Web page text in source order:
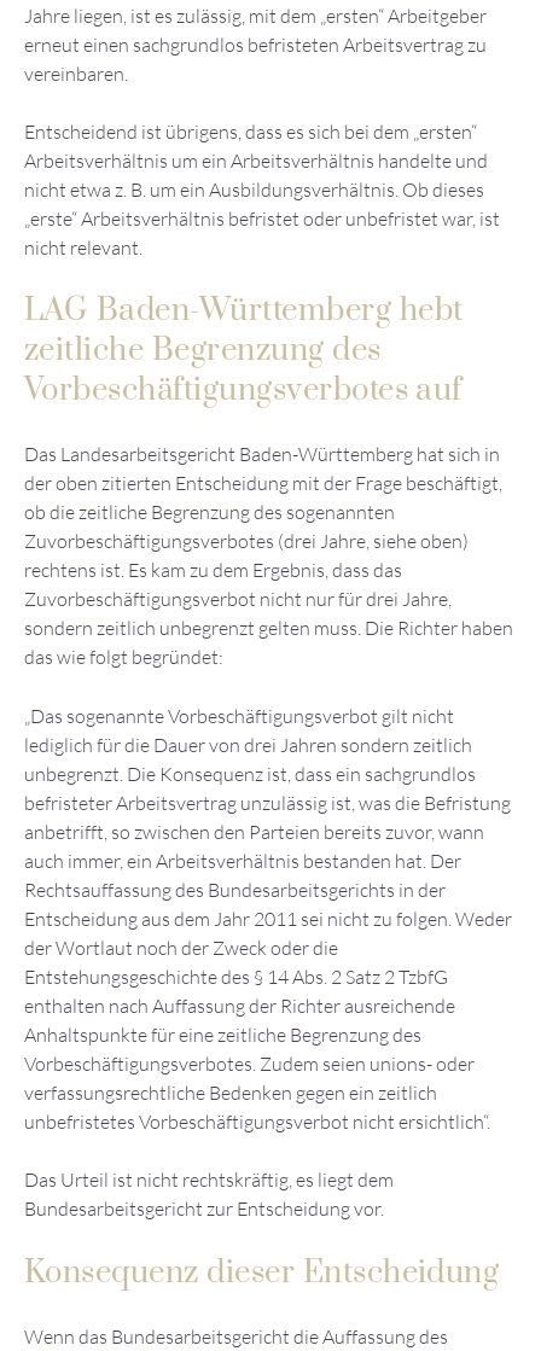
Jahre liegen, ist es zulässig, mit dem „ersten“ Arbeitgeber
erneut einen sachgrundlos befristeten Arbeitsvertrag zu
vereinbaren.
Entscheidend ist übrigens, dass es sich bei dem „ersten“
Arbeitsverhältnis um ein Arbeitsverhältnis handelte und
nicht etwa z. B. um ein Ausbildungsverhältnis. Ob dieses
„erste“ Arbeitsverhältnis befristet oder unbefristet war, ist
nicht relevant.
LAG Baden-Württemberg hebt
zeitliche Begrenzung des
Vorbeschäftigungsverbotes auf
Das Landesarbeitsgericht Baden-Württemberg hat sich in
der oben zitierten Entscheidung mit der Frage beschäftigt,
ob die zeitliche Begrenzung des sogenannten
Zuvorbeschäftigungsverbotes (drei Jahre, siehe oben)
rechtens ist. Es kam zu dem Ergebnis, dass das
Zuvorbeschäftigungsverbot nicht nur für drei Jahre,
sondern zeitlich unbegrenzt gelten muss. Die Richter haben
das wie folgt begründet:
„Das sogenannte Vorbeschäftigungsverbot gilt nicht
lediglich für die Dauer von drei Jahren sondern zeitlich
unbegrenzt. Die Konsequenz ist, dass ein sachgrundlos
befristeter Arbeitsvertrag unzulässig ist, was die Befristung
anbetrifft, so zwischen den Parteien bereits zuvor, wann
auch immer, ein Arbeitsverhältnis bestanden hat. Der
Rechtsauffassung des Bundesarbeitsgerichts in der
Entscheidung aus dem Jahr 2011 sei nicht zu folgen. Weder
der Wortlaut noch der Zweck oder die
Entstehungsgeschichte des § 14 Abs. 2 Satz 2 TzbfG
enthalten nach Auffassung der Richter ausreichende
Anhaltspunkte für eine zeitliche Begrenzung des
Vorbeschäftigungsverbotes. Zudem seien unions- oder
verfassungsrechtliche Bedenken gegen ein zeitlich
unbefristetes Vorbeschäftigungsverbot nicht ersichtlich“.
Das Urteil ist nicht rechtskräftig, es liegt dem
Bundesarbeitsgericht zur Entscheidung vor.
Konsequenz dieser Entscheidung
Wenn das Bundesarbeitsgericht die Auffassung des